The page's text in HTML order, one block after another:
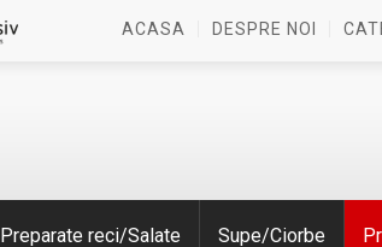
ACASA DESPRE NOI
Preparate reci/Salate Supe/Ciorbe